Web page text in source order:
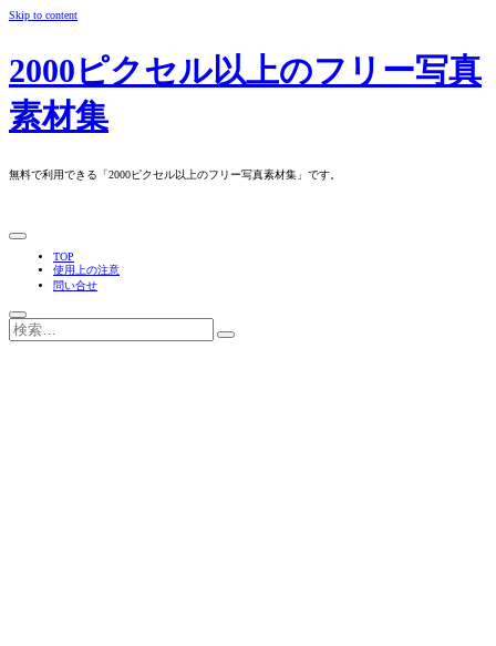
Skip to content
2000ピクセル以上のフリー写真
素材集
無料で利用できる「2000ピクセル以上のフリー写真素材集」です。
TOP
使用上の注意
問い合せ